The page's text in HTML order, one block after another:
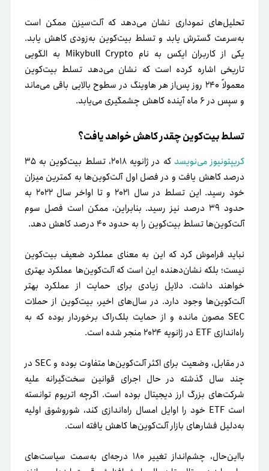
تحلیل‌های نموداری نشان می‌دهد که آلت‌سیزن ممکن است
به‌سرعت گسترش یابد و تسلط بیت‌کوین به‌زودی کاهش یابد.
یکی از کاربران ایکس به نام Mikybull Crypto به الگویی
تاریخی اشاره کرده است که نشان می‌دهد تسلط بیت‌کوین
معمولاً ۲۴۰ روز پس‌از هر هاوینگ در سطوح بالایی باقی می‌ماند
و سپس در ۶ ماه آینده کاهش چشمگیری می‌یابد.
تسلط بیت‌کوین چقدر کاهش خواهد یافت؟
کریپتونیوز می‌نویسد
که در ژانویه ۲۰۱۸، تسلط بیت‌کوین به ۳۵
درصد کاهش یافت و در فصل اول آلت‌کوین‌ها به کمترین میزان
خود رسید. این تسلط در سال ۲۰۲۱ و تا اواخر سال ۲۰۲۲ به
حدود ۳۹ درصد نیز رسید. بنابراین، ممکن است فصل سوم
آلت‌کوین‌ها تسلط بیت‌کوین را به حدود ۴۰ درصد کاهش دهد.
نباید فراموش کرد که این به معنای عملکرد ضعیف بیت‌کوین
نیست؛ بلکه نشان‌دهنده این است که آلت‌کوین‌ها عملکرد بهتری
خواهند داشت. دلایل زیادی برای حمایت از عملکرد بهتر
آلت‌کوین‌ها وجود دارد. در سال‌های اخیر، بیت‌کوین از حملات
SEC مصون مانده و از حمایت بلک‌راک برخوردار بوده که به
راه‌اندازی ETF در ژانویه ۲۰۲۴ منجر شده است.
در مقابل، وضعیت برای اکثر آلت‌کوین‌ها متفاوت بوده و SEC در
چند سال گذشته در حال اجرای قوانین سخت‌گیرانه علیه
شرکت‌های بزرگ ارز دیجیتال بوده است. اگرچه اتریوم توانسته
است ETF خود را اوایل امسال راه‌اندازی کند، شور‌و‌شوق اولیه
به‌دلیل فشارهای بازار آلت‌کوین‌ها کاهش یافته است.
با‌این‌حال، چشم‌انداز تغییر ۱۸۰ درجه‌ای به‌سمت سیاست‌های